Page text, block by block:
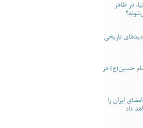
در ظاهر
تاریخی
حسین(ع) در
ایران را
داد